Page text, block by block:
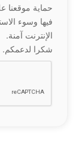
حماية موقعنا
فيها وسوء
الإنترنت آمنة.
شكرا لدعمكم.